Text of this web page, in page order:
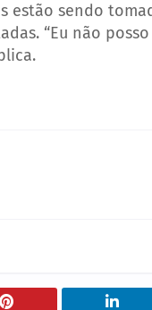
estão sendo
“Eu não